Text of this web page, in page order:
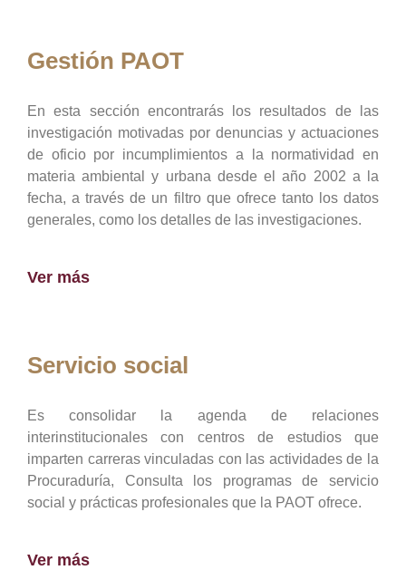
Gestión PAOT
En esta sección encontrarás los resultados de las
investigación motivadas por denuncias y actuaciones
de oficio por incumplimientos a la normatividad en
materia ambiental y urbana desde el año 2002 a la
fecha, a través de un filtro que ofrece tanto los datos
generales, como los detalles de las investigaciones.
Ver más
Servicio social
Es consolidar la agenda de relaciones
interinstitucionales con centros de estudios que
imparten carreras vinculadas con las actividades de la
Procuraduría, Consulta los programas de servicio
social y prácticas profesionales que la PAOT ofrece.
Ver más